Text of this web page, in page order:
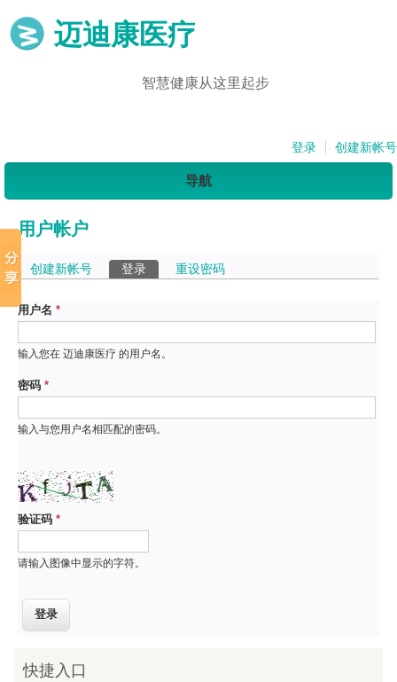
迈迪康医疗
智慧健康从这里起步
登录 创建新帐号
导航
用户帐户
主标签
创建新帐号 登录 （活动标签）
重设密码
用户名 *
输入您在 迈迪康医疗 的用户名。
密码 *
输入与您用户名相匹配的密码。
验证码 *
请输入图像中显示的字符。
快捷入口